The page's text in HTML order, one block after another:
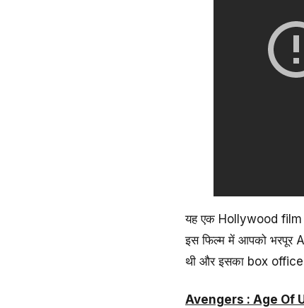
यह एक Hollywood film
इस फिल्म में आपको भरपूर
थी और इसका box
Avengers : Age Of